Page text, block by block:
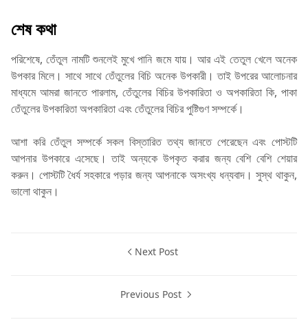
শেষ কথা
পরিশেষে, তেঁতুল নামটি শুনলেই মুখে পানি জমে যায়। আর এই তেতুল খেলে অনেক
উপকার মিলে। সাথে সাথে তেঁতুলের বিচি অনেক উপকারী। তাই উপরের আলোচনার
মাধ্যমে আমরা জানতে পারলাম, তেঁতুলের বিচির উপকারিতা ও অপকারিতা কি, পাকা
তেঁতুলের উপকারিতা অপকারিতা এবং তেঁতুলের বিচির পুষ্টিগুণ সম্পর্কে।
আশা করি তেঁতুল সম্পর্কে সকল বিস্তারিত তথ্য জানতে পেরেছেন এবং পোস্টটি
আপনার উপকারে এসেছে। তাই অন্যকে উপকৃত করার জন্য বেশি বেশি শেয়ার
করুন। পোস্টটি ধৈর্য সহকারে পড়ার জন্য আপনাকে অসংখ্য ধন্যবাদ। সুস্থ থাকুন,
ভালো থাকুন।
Next Post
Previous Post